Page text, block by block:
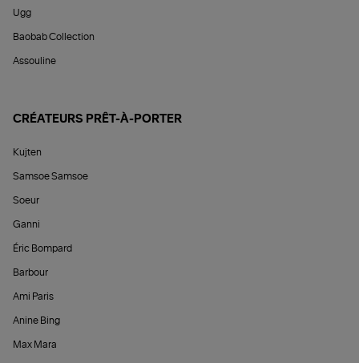
Ugg
Baobab Collection
Assouline
CRÉATEURS PRÊT-À-PORTER
Kujten
Samsoe Samsoe
Soeur
Ganni
Éric Bompard
Barbour
Ami Paris
Anine Bing
Max Mara